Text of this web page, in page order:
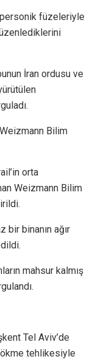
füzeleriyle
İran ordusu ve
Bilim
orta
Weizmann Bilim
bir binanın ağır
mahsur kalmış
Tel Aviv’de
tehlikesiyle